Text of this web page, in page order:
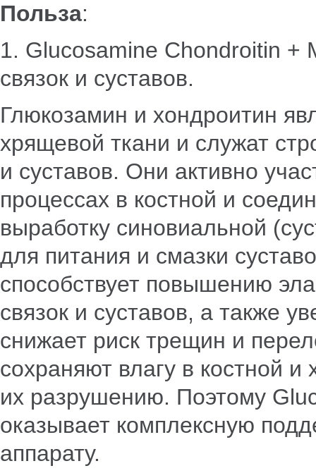
Польза:
1. Glucosamine Chondroitin +
связок и суставов.
Глюкозамин и хондроитин
хрящевой ткани и служат
и суставов. Они активно
процессах в костной и
выработку синовиальной
для питания и смазки
способствует повышению
связок и суставов, а также
снижает риск трещин и
сохраняют влагу в костной
их разрушению. Поэтому
оказывает комплексную
аппарату.